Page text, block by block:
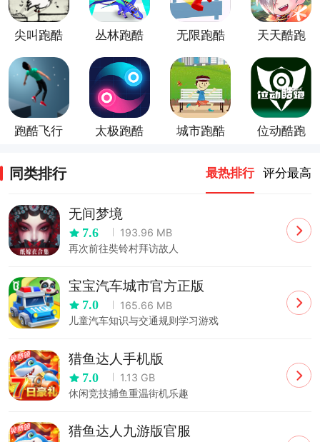
尖叫跑酷 丛林跑酷 无限跑酷 天天酷跑
跑酷飞行 太极跑酷 城市跑酷 位动酷跑
同类排行 最热排行 评分最高
无间梦境
7.6
193.96 MB
再次前往奘铃村拜访故人
宝宝汽车城市官方正版
7.0
165.66 MB
儿童汽车知识与交通规则学习游戏
猎鱼达人手机版
7.0
1.13 GB
休闲竞技捕鱼重温街机乐趣
猎鱼达人九游版官服